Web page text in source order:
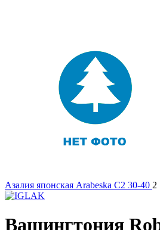
Азалия японская Arabeska C2 30-40 2
Вашингтония